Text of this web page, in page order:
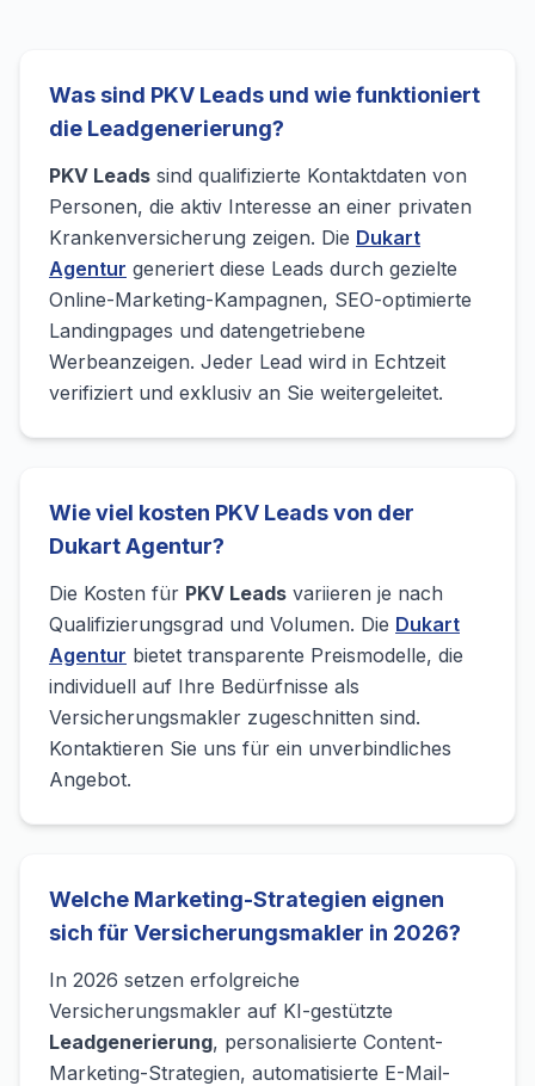
Was sind PKV Leads und wie funktioniert
die Leadgenerierung?
PKV Leads sind qualifizierte Kontaktdaten von
Personen, die aktiv Interesse an einer privaten
Krankenversicherung zeigen. Die Dukart
Agentur generiert diese Leads durch gezielte
Online-Marketing-Kampagnen, SEO-optimierte
Landingpages und datengetriebene
Werbeanzeigen. Jeder Lead wird in Echtzeit
verifiziert und exklusiv an Sie weitergeleitet.
Wie viel kosten PKV Leads von der
Dukart Agentur?
Die Kosten für PKV Leads variieren je nach
Qualifizierungsgrad und Volumen. Die Dukart
Agentur bietet transparente Preismodelle, die
individuell auf Ihre Bedürfnisse als
Versicherungsmakler zugeschnitten sind.
Kontaktieren Sie uns für ein unverbindliches
Angebot.
Welche Marketing-Strategien eignen
sich für Versicherungsmakler in 2026?
In 2026 setzen erfolgreiche
Versicherungsmakler auf KI-gestützte
Leadgenerierung, personalisierte Content-
Marketing-Strategien, automatisierte E-Mail-